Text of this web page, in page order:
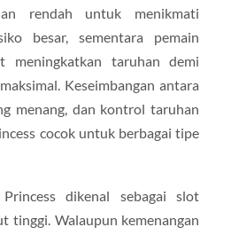
rendah untuk menikmati
besar, sementara pemain
meningkatkan taruhan demi
Keseimbangan antara
menang, dan kontrol taruhan
cocok untuk berbagai tipe
dikenal sebagai slot
tinggi. Walaupun kemenangan